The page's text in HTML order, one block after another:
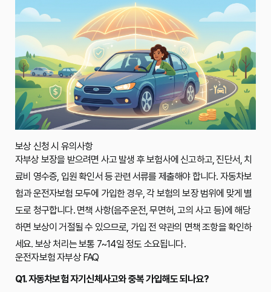
보상 신청 시 유의사항
자부상 보장을 받으려면 사고 발생 후 보험사에 신고하고, 진단서, 치
료비 영수증, 입원 확인서 등 관련 서류를 제출해야 합니다. 자동차보
험과 운전자보험 모두에 가입한 경우, 각 보험의 보장 범위에 맞게 별
도로 청구합니다. 면책 사항(음주운전, 무면허, 고의 사고 등)에 해당
하면 보상이 거절될 수 있으므로, 가입 전 약관의 면책 조항을 확인하
세요. 보상 처리는 보통 7~14일 정도 소요됩니다.
운전자보험 자부상 FAQ
Q1. 자동차보험 자기신체사고와 중복 가입해도 되나요?